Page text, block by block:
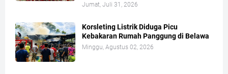
Jumat, Juli 31, 2026
Korsleting Listrik Diduga Picu
Kebakaran Rumah Panggung di Belawa
Minggu, Agustus 02, 2026